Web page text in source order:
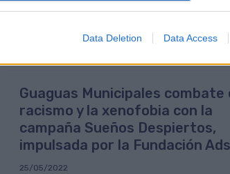
Data Deletion Data Access
Guaguas Municipales combate
racismo y la xenofobia con la
campaña Sueños Despiertos,
impulsada por la Fundación
25/05/2022